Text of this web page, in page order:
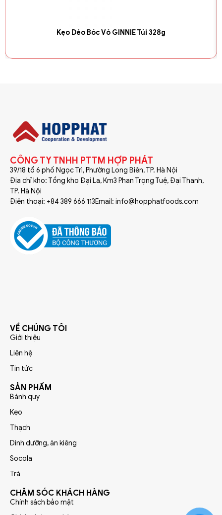
Kẹo Dẻo Bóc Vỏ GINNIE Túi 328g
CÔNG TY TNHH PTTM HỢP PHÁT
39/18 tổ 6 phố Ngọc Trì, Phường Long Biên, TP. Hà Nội
Địa chỉ kho: Tổng kho Đại La, Km3 Phan Trọng Tuệ, Đại Thanh,
TP. Hà Nội
Điện thoại: +84 389 666 113Email: info@hopphatfoods.com
VỀ CHÚNG TÔI
Giới thiệu
Liên hệ
Tin tức
SẢN PHẨM
Bánh quy
Kẹo
Thạch
Dinh dưỡng, ăn kiêng
Socola
Trà
CHĂM SÓC KHÁCH HÀNG
Chính sách bảo mật